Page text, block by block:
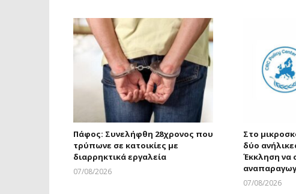
Πάφος: Συνελήφθη 28χρονος που
τρύπωνε σε κατοικίες με
διαρρηκτικά εργαλεία
07/08/2026
Στο
δύο
Έκκληση να
07/08/2026